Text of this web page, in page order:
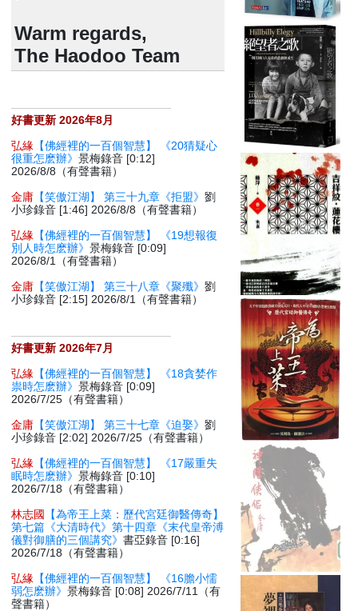
Warm regards,
The Haodoo Team
好書更新 2026年8月
弘緣 【佛經裡的一百個智慧】 《20猜疑心
很重怎麽辦》景梅錄音 [0:12]
2026/8/8（有聲書籍）
金庸 【笑傲江湖】 第三十九章《拒盟》劉
小珍錄音 [1:46] 2026/8/8（有聲書籍）
弘緣 【佛經裡的一百個智慧】 《19想報復
別人時怎麽辦》景梅錄音 [0:09]
2026/8/1（有聲書籍）
金庸 【笑傲江湖】 第三十八章《聚殲》劉
小珍錄音 [2:15] 2026/8/1（有聲書籍）
好書更新 2026年7月
弘緣 【佛經裡的一百個智慧】 《18貪婪作
祟時怎麽辦》景梅錄音 [0:09]
2026/7/25（有聲書籍）
金庸 【笑傲江湖】 第三十七章《迫娶》劉
小珍錄音 [2:02] 2026/7/25（有聲書籍）
弘緣 【佛經裡的一百個智慧】 《17嚴重失
眠時怎麽辦》景梅錄音 [0:10]
2026/7/18（有聲書籍）
林志國
【為帝王上菜：歷代宮廷御醫傳奇】
第七篇《大清時代》第十四章《末代皇帝溥
儀對御膳的三個講究》書亞錄音 [0:16]
2026/7/18（有聲書籍）
弘緣 【佛經裡的一百個智慧】 《16膽小懦
弱怎麽辦》景梅錄音 [0:08] 2026/7/11（有
聲書籍）